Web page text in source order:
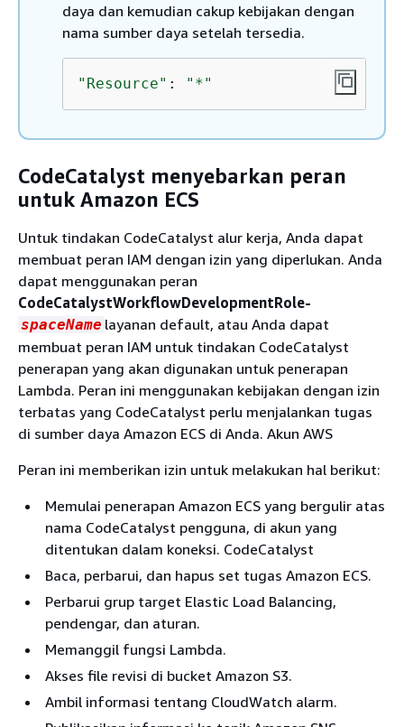
daya dan kemudian cakup kebijakan dengan
nama sumber daya setelah tersedia.
"Resource" : "*"
CodeCatalyst menyebarkan peran
untuk Amazon ECS
Untuk tindakan CodeCatalyst alur kerja, Anda dapat
membuat peran IAM dengan izin yang diperlukan. Anda
dapat menggunakan peran
CodeCatalystWorkflowDevelopmentRole-
spaceName layanan default, atau Anda dapat
membuat peran IAM untuk tindakan CodeCatalyst
penerapan yang akan digunakan untuk penerapan
Lambda. Peran ini menggunakan kebijakan dengan izin
terbatas yang CodeCatalyst perlu menjalankan tugas
di sumber daya Amazon ECS di Anda. Akun AWS
Peran ini memberikan izin untuk melakukan hal berikut:
Memulai penerapan Amazon ECS yang bergulir atas
nama CodeCatalyst pengguna, di akun yang
ditentukan dalam koneksi. CodeCatalyst
Baca, perbarui, dan hapus set tugas Amazon ECS.
Perbarui grup target Elastic Load Balancing,
pendengar, dan aturan.
Memanggil fungsi Lambda.
Akses file revisi di bucket Amazon S3.
Ambil informasi tentang CloudWatch alarm.